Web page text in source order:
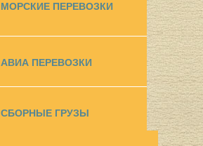
МОРСКИЕ ПЕРЕВОЗКИ
АВИА ПЕРЕВОЗКИ
СБОРНЫЕ ГРУЗЫ